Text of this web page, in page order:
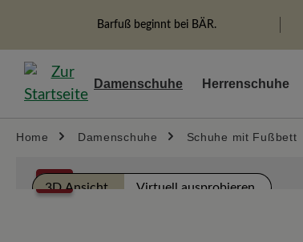
Zur Hauptnavigation springen
Barfuß beginnt bei BÄR.
Damenschuhe Herrenschuhe
Home Damenschuhe Schuhe mit Fußbett
%
Bildergalerie überspringen
3D Ansicht Virtuell ausprobieren